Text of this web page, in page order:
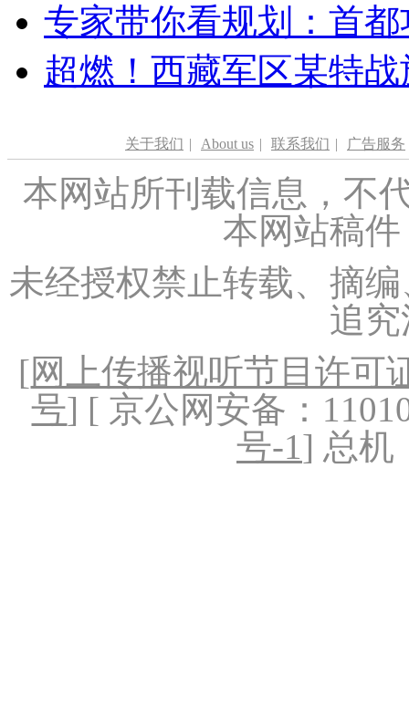
专家带你看规划：首
超燃！西藏军区某特
关于我们 | About us | 联系我们 | 广告服务
本网站所刊载信息，不
本网站稿
未经授权禁止转载、摘
追
[网上传播视听节目许可
号] [ 京公网安备：
号-1] 总机